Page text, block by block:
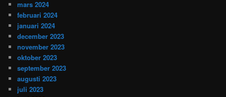
mars 2024
februari 2024
januari 2024
december 2023
november 2023
oktober 2023
september 2023
augusti 2023
juli 2023